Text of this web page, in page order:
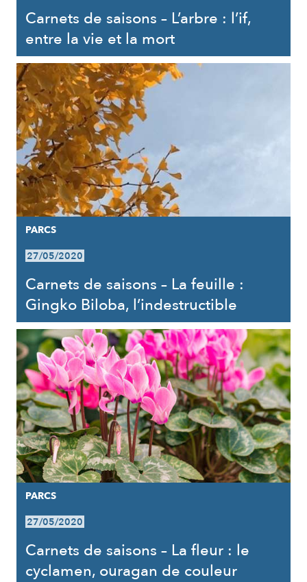
Carnets de saisons – L’arbre : l’if,
entre la vie et la mort
PARCS
27/05/2020
Carnets de saisons – La feuille :
Gingko Biloba, l’indestructible
PARCS
27/05/2020
Carnets de saisons – La fleur : le
cyclamen, ouragan de couleur